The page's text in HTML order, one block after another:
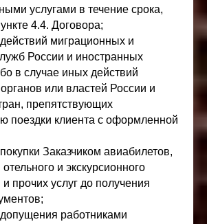
услугами в течение срока,
4.4. Договора;
миграционных и
России и иностранных
в случае иных действий
или властей России и
препятствующих
поездки клиента с оформленной
Заказчиком авиабилетов,
и экскурсионного
прочих услуг до получения
работниками